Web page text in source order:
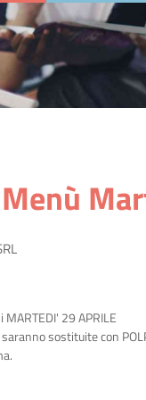
29 APRILE
sostituite con